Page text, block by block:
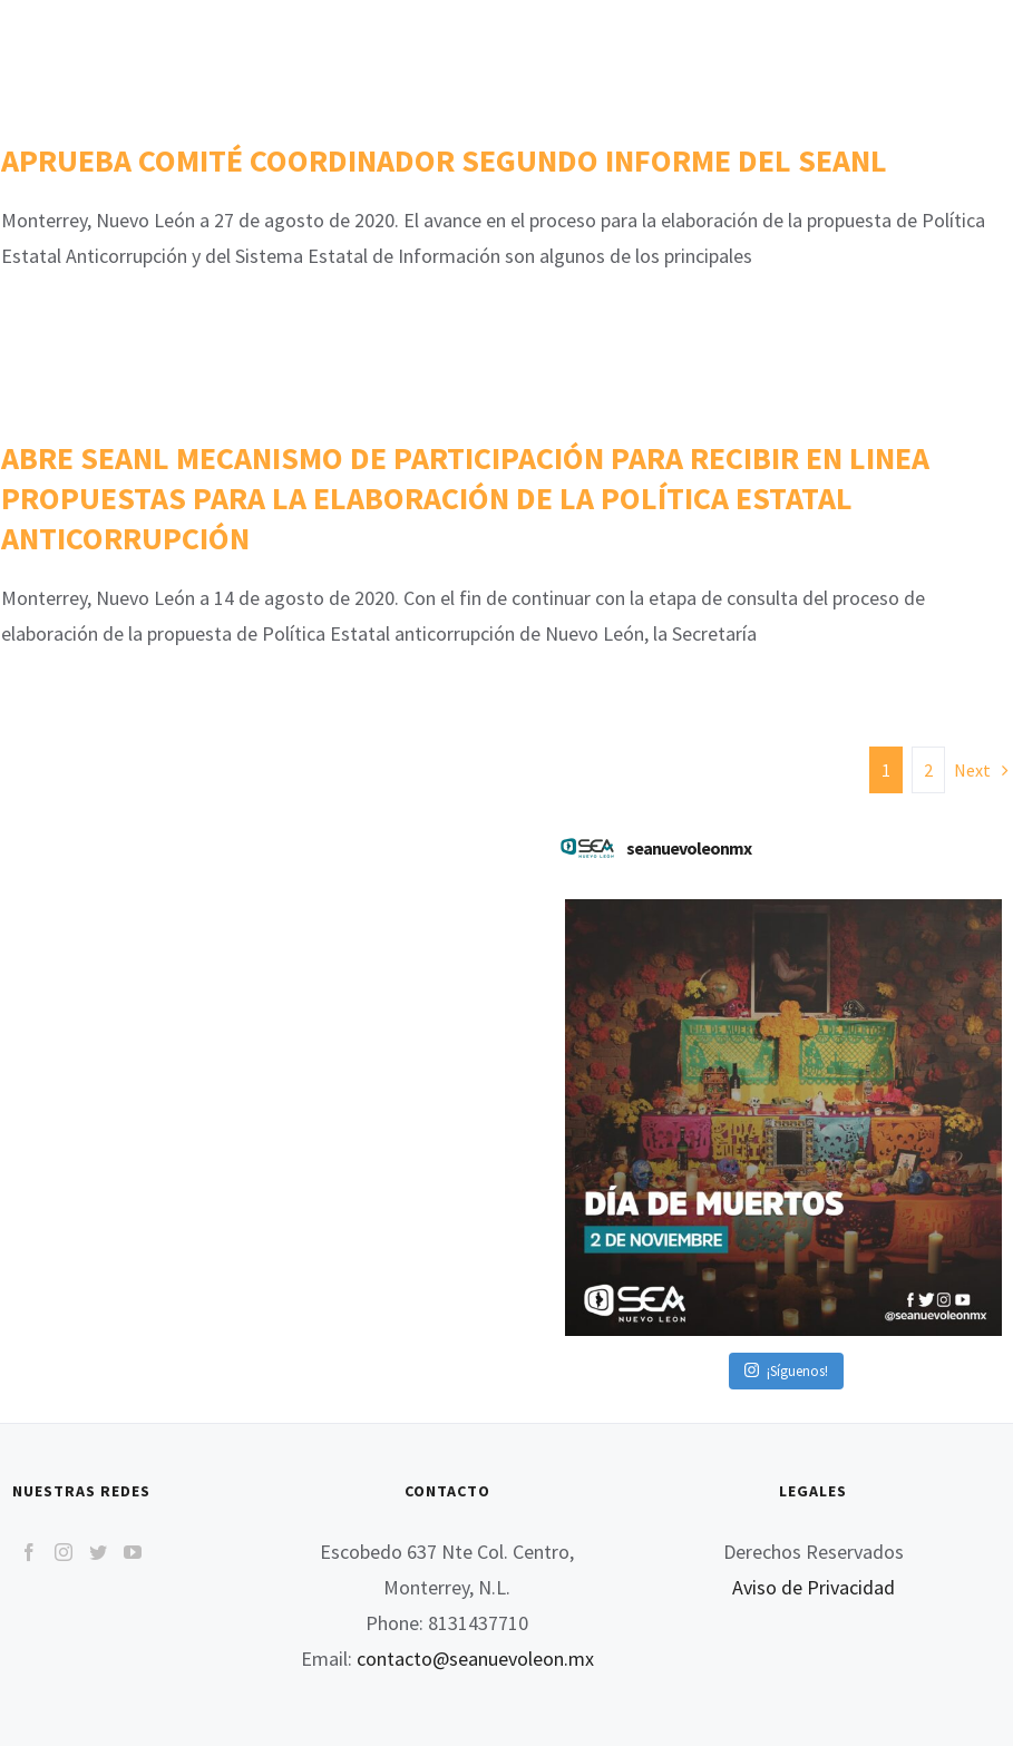
APRUEBA COMITÉ COORDINADOR SEGUNDO INFORME DEL SEANL
Monterrey, Nuevo León a 27 de agosto de 2020. El avance en el proceso para la elaboración de la propuesta de Política
Estatal Anticorrupción y del Sistema Estatal de Información son algunos de los principales
ABRE SEANL MECANISMO DE PARTICIPACIÓN PARA RECIBIR EN LINEA
PROPUESTAS PARA LA ELABORACIÓN DE LA POLÍTICA ESTATAL
ANTICORRUPCIÓN
Monterrey, Nuevo León a 14 de agosto de 2020. Con el fin de continuar con la etapa de consulta del proceso de
elaboración de la propuesta de Política Estatal anticorrupción de Nuevo León, la Secretaría
1 2 Next
seanuevoleonmx
¡Síguenos!
NUESTRAS REDES CONTACTO
Escobedo 637 Nte Col. Centro,
Monterrey, N.L.
Phone: 8131437710
Email: contacto@seanuevoleon.mx
LEGALES
Derechos Reservados
Aviso de Privacidad